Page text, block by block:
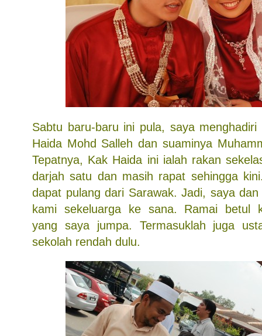
Sabtu baru-baru ini pula, saya menghadiri
Haida Mohd Salleh dan suaminya
Tepatnya, Kak Haida ini ialah rakan
darjah satu dan masih rapat sehingga
dapat pulang dari Sarawak. Jadi, saya
kami sekeluarga ke sana. Ramai betul
yang saya jumpa. Termasuklah juga
sekolah rendah dulu.